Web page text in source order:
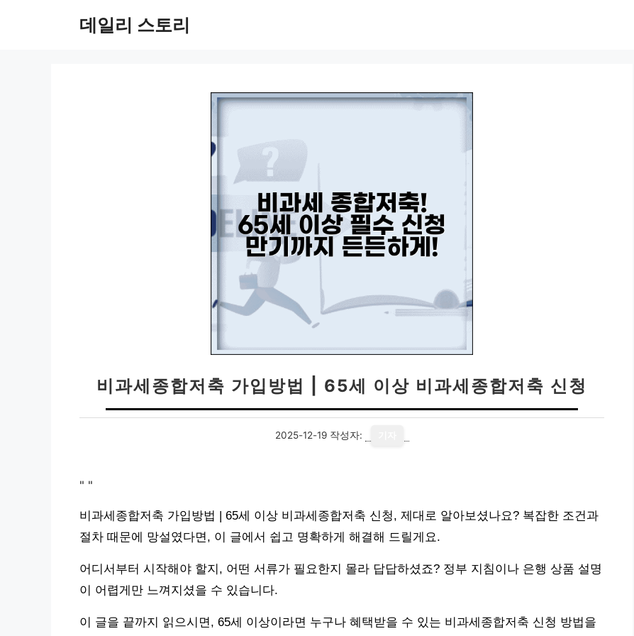
데일리 스토리
비과세종합저축 가입방법 | 65세 이상 비과세종합저축 신청
2025-12-19 작성자:
" "
비과세종합저축 가입방법 | 65세 이상 비과세종합저축 신청, 제대로 알아보셨나요? 복잡한 조건과
절차 때문에 망설였다면, 이 글에서 쉽고 명확하게 해결해 드릴게요.
어디서부터 시작해야 할지, 어떤 서류가 필요한지 몰라 답답하셨죠? 정부 지침이나 은행 상품 설명
이 어렵게만 느껴지셨을 수 있습니다.
이 글을 끝까지 읽으시면, 65세 이상이라면 누구나 혜택받을 수 있는 비과세종합저축 신청 방법을